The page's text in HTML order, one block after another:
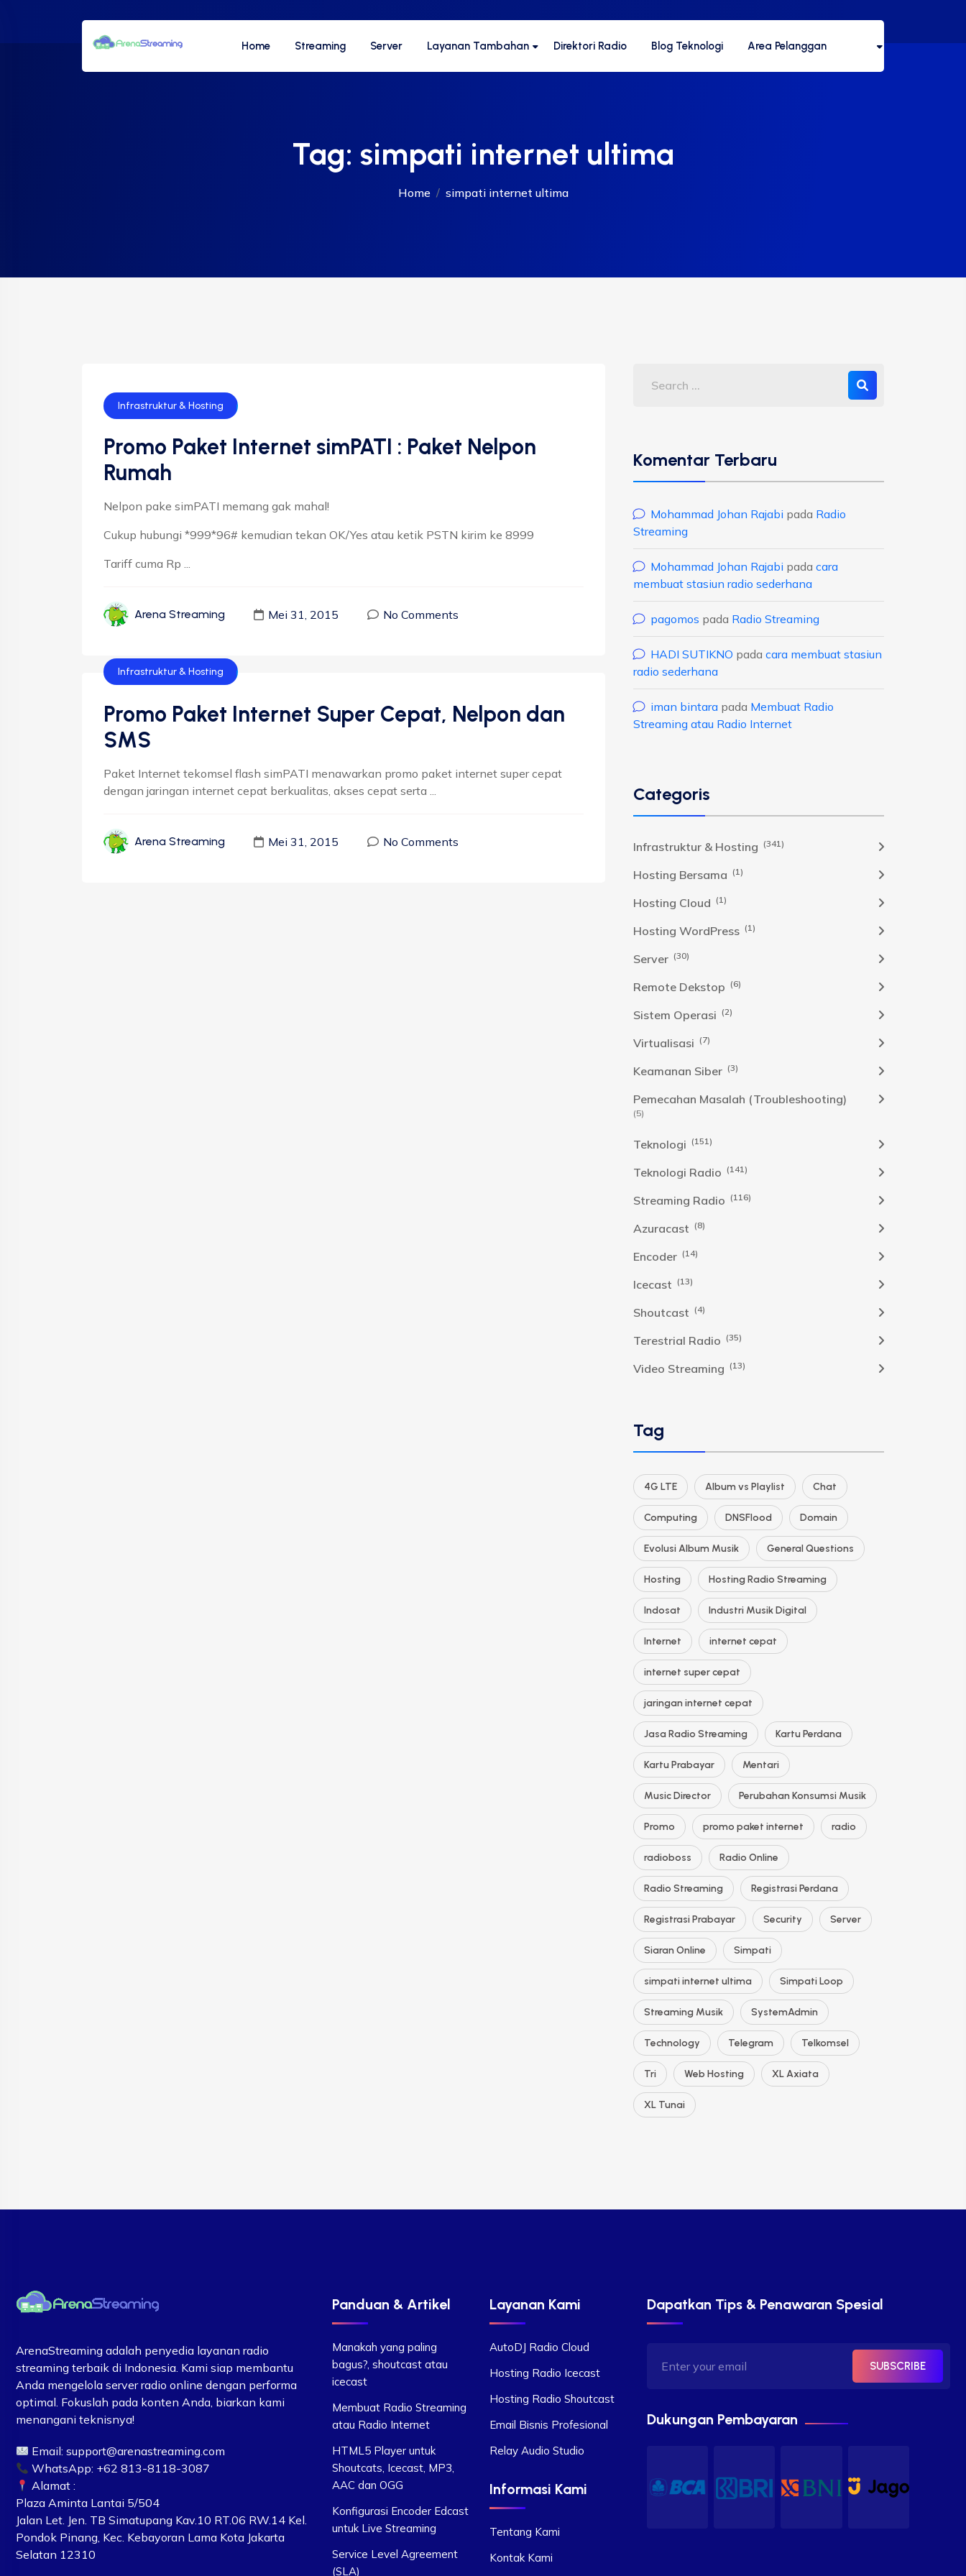
Home Streaming Server Layanan Tambahan Direktori Radio Blog Teknologi Area Pelanggan
Tag: simpati internet ultima
Home simpati internet ultima
Infrastruktur & Hosting
Promo Paket Internet simPATI : Paket Nelpon
Rumah
Nelpon pake simPATI memang gak mahal!
Cukup hubungi *999*96# kemudian tekan OK/Yes atau ketik PSTN kirim ke 8999
Tariff cuma Rp ...
Arena Streaming Mei 31, 2015 No Comments
Infrastruktur & Hosting
Promo Paket Internet Super Cepat, Nelpon dan
SMS
Paket Internet tekomsel flash simPATI menawarkan promo paket internet super cepat
dengan jaringan internet cepat berkualitas, akses cepat serta ...
Arena Streaming Mei 31, 2015 No Comments
Komentar Terbaru
Mohammad Johan Rajabi pada Radio
Streaming
Mohammad Johan Rajabi pada cara
membuat stasiun radio sederhana
pagomos pada Radio Streaming
HADI SUTIKNO pada cara membuat stasiun
radio sederhana
iman bintara pada Membuat Radio
Streaming atau Radio Internet
Categoris
Infrastruktur & Hosting (341)
Hosting Bersama (1)
Hosting Cloud (1)
Hosting WordPress (1)
Server (30)
Remote Dekstop (6)
Sistem Operasi (2)
Virtualisasi (7)
Keamanan Siber (3)
Pemecahan Masalah (Troubleshooting)
(5)
Teknologi (151)
Teknologi Radio (141)
Streaming Radio (116)
Azuracast (8)
Encoder (14)
Icecast (13)
Shoutcast (4)
Terestrial Radio (35)
Video Streaming (13)
Tag
4G LTE Album vs Playlist Chat
Computing DNSFlood Domain
Evolusi Album Musik General Questions
Hosting Hosting Radio Streaming
Indosat Industri Musik Digital
Internet internet cepat
internet super cepat
jaringan internet cepat
Jasa Radio Streaming Kartu Perdana
Kartu Prabayar Mentari
Music Director Perubahan Konsumsi Musik
Promo promo paket internet radio
radioboss Radio Online
Radio Streaming Registrasi Perdana
Registrasi Prabayar Security Server
Siaran Online Simpati
simpati internet ultima Simpati Loop
Streaming Musik SystemAdmin
Technology Telegram Telkomsel
Tri Web Hosting XL Axiata
XL Tunai
ArenaStreaming adalah penyedia layanan radio
streaming terbaik di Indonesia. Kami siap membantu
Anda mengelola server radio online dengan performa
optimal. Fokuslah pada konten Anda, biarkan kami
menangani teknisnya!
Email:support@arenastreaming.com
WhatsApp: +62 813-8118-3087
Alamat :
Plaza Aminta Lantai 5/504
Jalan Let. Jen. TB Simatupang Kav.10 RT.06 RW.14 Kel.
Pondok Pinang, Kec. Kebayoran Lama Kota Jakarta
Selatan 12310
Panduan & Artikel
Manakah yang paling
bagus?, shoutcast atau
icecast
Membuat Radio Streaming
atau Radio Internet
HTML5 Player untuk
Shoutcats, Icecast, MP3,
AAC dan OGG
Konfigurasi Encoder Edcast
untuk Live Streaming
Service Level Agreement
(SLA)
Layanan Kami
AutoDJ Radio Cloud
Hosting Radio Icecast
Hosting Radio Shoutcast
Email Bisnis Profesional
Relay Audio Studio
Informasi Kami
Tentang Kami
Kontak Kami
Dapatkan Tips & Penawaran Spesial
SUBSCRIBE
Dukungan Pembayaran